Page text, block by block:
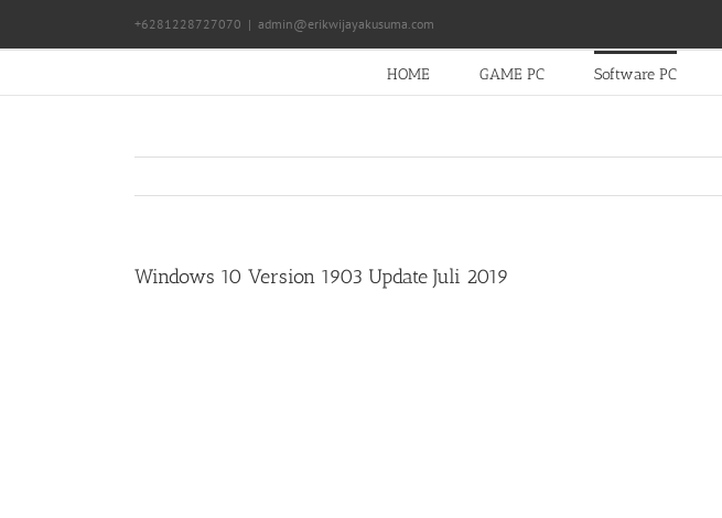
content
+6281228727070 | admin@erikwijayakusuma.com
HOME GAME PC Software PC
Windows 10 Version 1903 Update Juli 2019